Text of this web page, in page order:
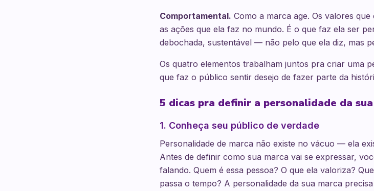
Comportamental. Como a marca age. Os valores
as ações que ela faz no mundo. É o que faz ela ser
debochada, sustentável — não pelo que ela diz, mas
Os quatro elementos trabalham juntos pra criar uma
que faz o público sentir desejo de fazer parte da
5 dicas pra definir a personalidade da
1. Conheça seu público de verdade
Personalidade de marca não existe no vácuo — ela
Antes de definir como sua marca vai se expressar,
falando. Quem é essa pessoa? O que ela valoriza?
passa o tempo? A personalidade da sua marca